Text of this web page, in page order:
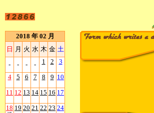
2018 年 02 月
日 月 火 水 木 金 土
- - - - 1 2 3
4 5 6 7 8 9 10
11 12 13 14 15 16 17
18 19 20 21 22 23 24